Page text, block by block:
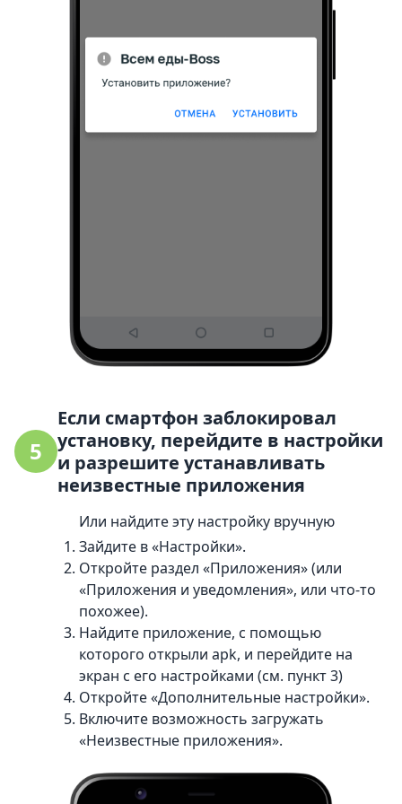
5
Если смартфон заблокировал
установку, перейдите в настройки
и разрешите устанавливать
неизвестные приложения
Или найдите эту настройку вручную
Зайдите в «Настройки».
Откройте раздел «Приложения» (или
«Приложения и уведомления», или что-то
похожее).
Найдите приложение, с помощью
которого открыли apk, и перейдите на
экран с его настройками (см. пункт 3)
Откройте «Дополнительные настройки».
Включите возможность загружать
«Неизвестные приложения».